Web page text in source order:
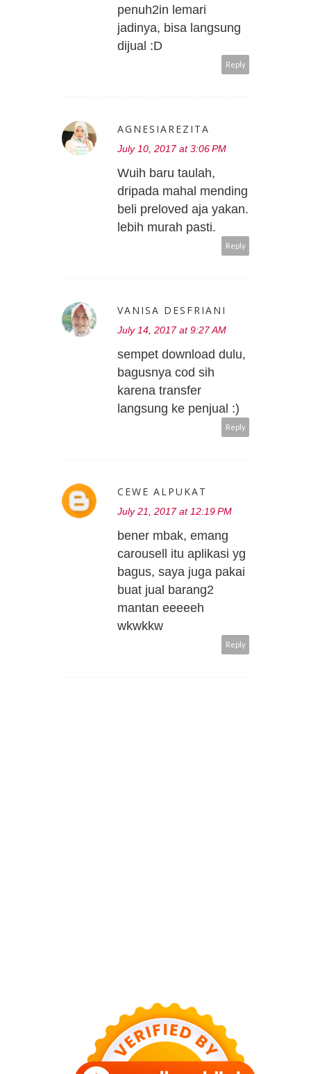
penuh2in lemari
jadinya, bisa langsung
dijual :D
Reply
AGNESIAREZITA
July 10, 2017 at 3:06 PM
Wuih baru taulah,
dripada mahal mending
beli preloved aja yakan.
lebih murah pasti.
Reply
VANISA DESFRIANI
July 14, 2017 at 9:27 AM
sempet download dulu,
bagusnya cod sih
karena transfer
langsung ke penjual :)
Reply
CEWE ALPUKAT
July 21, 2017 at 12:19 PM
bener mbak, emang
carousell itu aplikasi yg
bagus, saya juga pakai
buat jual barang2
mantan eeeeeh
wkwkkw
Reply